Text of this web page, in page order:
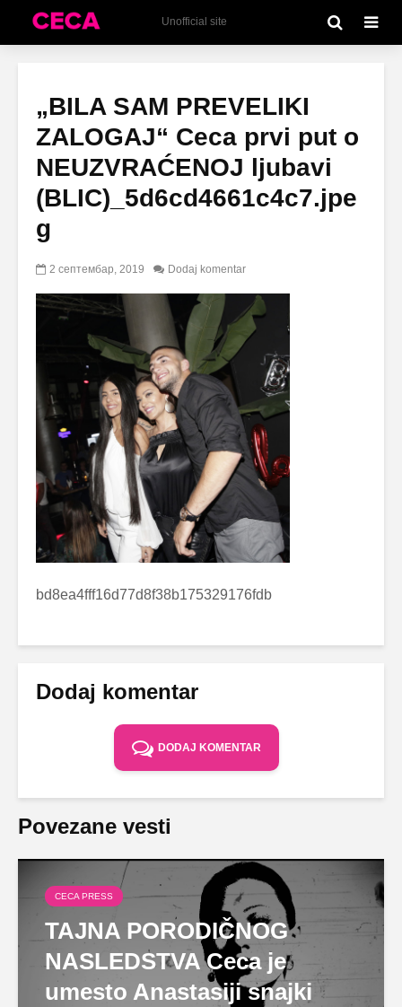
Unofficial site
„BILA SAM PREVELIKI
ZALOGAJ“ Ceca prvi put o
NEUZVRAĆENOJ ljubavi
(BLIC)_5d6cd4661c4c7.jpe
g
2 септембар, 2019 Dodaj komentar
bd8ea4fff16d77d8f38b175329176fdb
Dodaj komentar
DODAJ KOMENTAR
Povezane vesti
CECA PRESS
TAJNA PORODIČNOG
NASLEDSTVA Ceca je
umesto Anastasiji snajki